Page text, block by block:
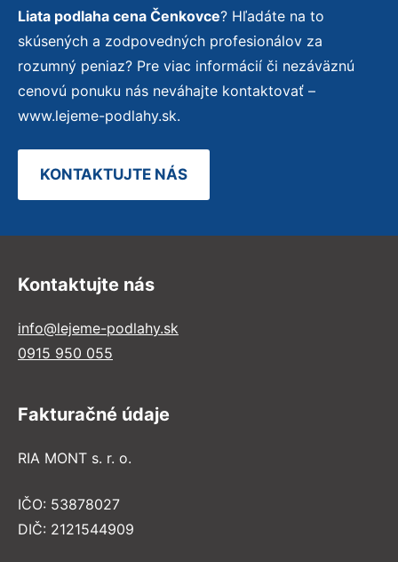
Liata podlaha cena Čenkovce? Hľadáte na to
skúsených a zodpovedných profesionálov za
rozumný peniaz? Pre viac informácií či nezáväznú
cenovú ponuku nás neváhajte kontaktovať –
www.lejeme-podlahy.sk.
KONTAKTUJTE NÁS
Kontaktujte nás
info@lejeme-podlahy.sk
0915 950 055
Fakturačné údaje
RIA MONT s. r. o.
IČO: 53878027
DIČ: 2121544909